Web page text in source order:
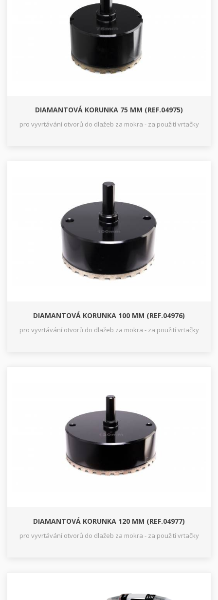
DIAMANTOVÁ KORUNKA 75 MM (REF.04975)
pro vyvrtávání otvorů do dlažeb za mokra - za použití vrtačky
DIAMANTOVÁ KORUNKA 100 MM (REF.04976)
pro vyvrtávání otvorů do dlažeb za mokra - za použití vrtačky
DIAMANTOVÁ KORUNKA 120 MM (REF.04977)
pro vyvrtávání otvorů do dlažeb za mokra - za použití vrtačky